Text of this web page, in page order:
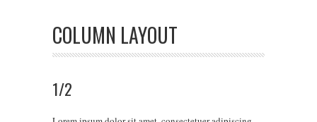
COLUMN LAYOUT
1/2